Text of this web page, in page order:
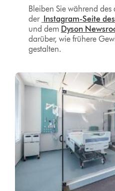
Bleiben Sie während
der Instagram-Seite
und dem Dyson
darüber, wie frühere
gestalten.